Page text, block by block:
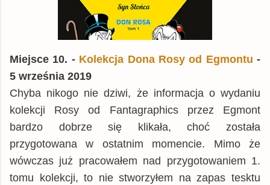
Miejsce 10. - Kolekcja Dona Rosy od Egmontu -
5 września 2019
Chyba nikogo nie dziwi, że informacja o wydaniu
kolekcji Rosy od Fantagraphics przez Egmont
bardzo dobrze się klikała, choć została
przygotowana w ostatnim momencie. Mimo że
wówczas już pracowałem nad przygotowaniem 1.
tomu kolekcji, to nie stworzyłem na zapas tesktu